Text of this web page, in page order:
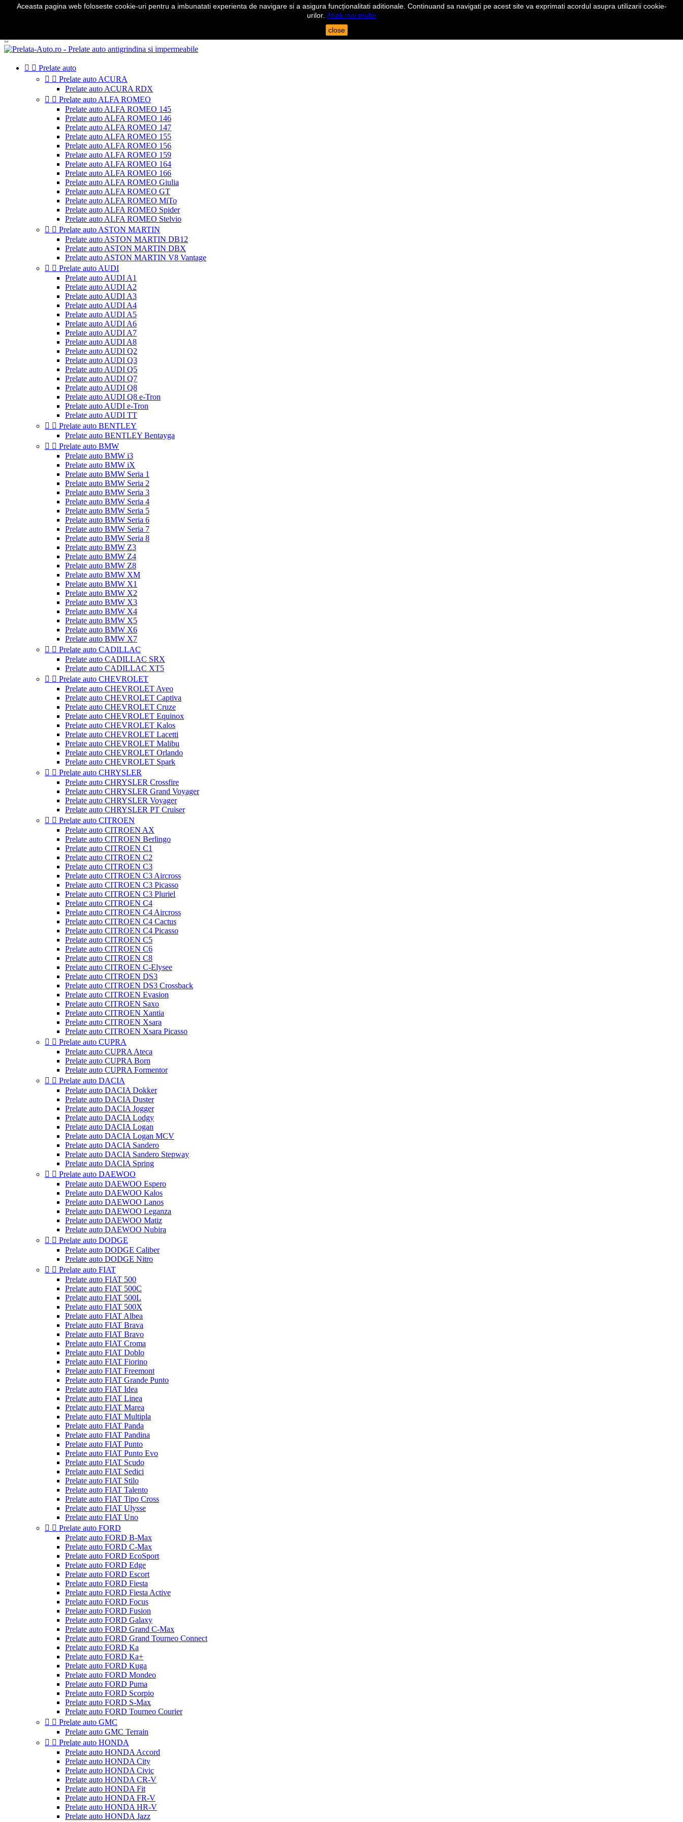
Telefon:0724 571 115

  Prelate auto
  Prelate auto ACURA
Prelate auto ACURA RDX
  Prelate auto ALFA ROMEO
Prelate auto ALFA ROMEO 145
Prelate auto ALFA ROMEO 146
Prelate auto ALFA ROMEO 147
Prelate auto ALFA ROMEO 155
Prelate auto ALFA ROMEO 156
Prelate auto ALFA ROMEO 159
Prelate auto ALFA ROMEO 164
Prelate auto ALFA ROMEO 166
Prelate auto ALFA ROMEO Giulia
Prelate auto ALFA ROMEO GT
Prelate auto ALFA ROMEO MiTo
Prelate auto ALFA ROMEO Spider
Prelate auto ALFA ROMEO Stelvio
  Prelate auto ASTON MARTIN
Prelate auto ASTON MARTIN DB12
Prelate auto ASTON MARTIN DBX
Prelate auto ASTON MARTIN V8 Vantage
  Prelate auto AUDI
Prelate auto AUDI A1
Prelate auto AUDI A2
Prelate auto AUDI A3
Prelate auto AUDI A4
Prelate auto AUDI A5
Prelate auto AUDI A6
Prelate auto AUDI A7
Prelate auto AUDI A8
Prelate auto AUDI Q2
Prelate auto AUDI Q3
Prelate auto AUDI Q5
Prelate auto AUDI Q7
Prelate auto AUDI Q8
Prelate auto AUDI Q8 e-Tron
Prelate auto AUDI e-Tron
Prelate auto AUDI TT
  Prelate auto BENTLEY
Prelate auto BENTLEY Bentayga
  Prelate auto BMW
Prelate auto BMW i3
Prelate auto BMW iX
Prelate auto BMW Seria 1
Prelate auto BMW Seria 2
Prelate auto BMW Seria 3
Prelate auto BMW Seria 4
Prelate auto BMW Seria 5
Prelate auto BMW Seria 6
Prelate auto BMW Seria 7
Prelate auto BMW Seria 8
Prelate auto BMW Z3
Prelate auto BMW Z4
Prelate auto BMW Z8
Prelate auto BMW XM
Prelate auto BMW X1
Prelate auto BMW X2
Prelate auto BMW X3
Prelate auto BMW X4
Prelate auto BMW X5
Prelate auto BMW X6
Prelate auto BMW X7
  Prelate auto CADILLAC
Prelate auto CADILLAC SRX
Prelate auto CADILLAC XT5
  Prelate auto CHEVROLET
Prelate auto CHEVROLET Aveo
Prelate auto CHEVROLET Captiva
Prelate auto CHEVROLET Cruze
Prelate auto CHEVROLET Equinox
Prelate auto CHEVROLET Kalos
Prelate auto CHEVROLET Lacetti
Prelate auto CHEVROLET Malibu
Prelate auto CHEVROLET Orlando
Prelate auto CHEVROLET Spark
  Prelate auto CHRYSLER
Prelate auto CHRYSLER Crossfire
Prelate auto CHRYSLER Grand Voyager
Prelate auto CHRYSLER Voyager
Prelate auto CHRYSLER PT Cruiser
  Prelate auto CITROEN
Prelate auto CITROEN AX
Prelate auto CITROEN Berlingo
Prelate auto CITROEN C1
Prelate auto CITROEN C2
Prelate auto CITROEN C3
Prelate auto CITROEN C3 Aircross
Prelate auto CITROEN C3 Picasso
Prelate auto CITROEN C3 Pluriel
Prelate auto CITROEN C4
Prelate auto CITROEN C4 Aircross
Prelate auto CITROEN C4 Cactus
Prelate auto CITROEN C4 Picasso
Prelate auto CITROEN C5
Prelate auto CITROEN C6
Prelate auto CITROEN C8
Prelate auto CITROEN C-Elysee
Prelate auto CITROEN DS3
Prelate auto CITROEN DS3 Crossback
Prelate auto CITROEN Evasion
Prelate auto CITROEN Saxo
Prelate auto CITROEN Xantia
Prelate auto CITROEN Xsara
Prelate auto CITROEN Xsara Picasso
  Prelate auto CUPRA
Prelate auto CUPRA Ateca
Prelate auto CUPRA Born
Prelate auto CUPRA Formentor
  Prelate auto DACIA
Prelate auto DACIA Dokker
Prelate auto DACIA Duster
Prelate auto DACIA Jogger
Prelate auto DACIA Lodgy
Prelate auto DACIA Logan
Prelate auto DACIA Logan MCV
Prelate auto DACIA Sandero
Prelate auto DACIA Sandero Stepway
Prelate auto DACIA Spring
  Prelate auto DAEWOO
Prelate auto DAEWOO Espero
Prelate auto DAEWOO Kalos
Prelate auto DAEWOO Lanos
Prelate auto DAEWOO Leganza
Prelate auto DAEWOO Matiz
Prelate auto DAEWOO Nubira
  Prelate auto DODGE
Prelate auto DODGE Caliber
Prelate auto DODGE Nitro
  Prelate auto FIAT
Prelate auto FIAT 500
Prelate auto FIAT 500C
Prelate auto FIAT 500L
Prelate auto FIAT 500X
Prelate auto FIAT Albea
Prelate auto FIAT Brava
Prelate auto FIAT Bravo
Prelate auto FIAT Croma
Prelate auto FIAT Doblo
Prelate auto FIAT Fiorino
Prelate auto FIAT Freemont
Prelate auto FIAT Grande Punto
Prelate auto FIAT Idea
Prelate auto FIAT Linea
Prelate auto FIAT Marea
Prelate auto FIAT Multipla
Prelate auto FIAT Panda
Prelate auto FIAT Pandina
Prelate auto FIAT Punto
Prelate auto FIAT Punto Evo
Prelate auto FIAT Scudo
Prelate auto FIAT Sedici
Prelate auto FIAT Stilo
Prelate auto FIAT Talento
Prelate auto FIAT Tipo Cross
Prelate auto FIAT Ulysse
Prelate auto FIAT Uno
  Prelate auto FORD
Prelate auto FORD B-Max
Prelate auto FORD C-Max
Prelate auto FORD EcoSport
Prelate auto FORD Edge
Prelate auto FORD Escort
Prelate auto FORD Fiesta
Prelate auto FORD Fiesta Active
Prelate auto FORD Focus
Prelate auto FORD Fusion
Prelate auto FORD Galaxy
Prelate auto FORD Grand C-Max
Prelate auto FORD Grand Tourneo Connect
Prelate auto FORD Ka
Prelate auto FORD Ka+
Prelate auto FORD Kuga
Prelate auto FORD Mondeo
Prelate auto FORD Puma
Prelate auto FORD Scorpio
Prelate auto FORD S-Max
Prelate auto FORD Tourneo Courier
  Prelate auto GMC
Prelate auto GMC Terrain
  Prelate auto HONDA
Prelate auto HONDA Accord
Prelate auto HONDA City
Prelate auto HONDA Civic
Prelate auto HONDA CR-V
Prelate auto HONDA Fit
Prelate auto HONDA FR-V
Prelate auto HONDA HR-V
Prelate auto HONDA Jazz
Aceasta pagina web foloseste cookie-uri pentru a imbunatati experienta de navigare si a asigura funcționalitati aditionale. Continuand sa navigati pe acest site va exprimati acordul asupra utilizarii cookie-
urilor. Aflati mai multe
close